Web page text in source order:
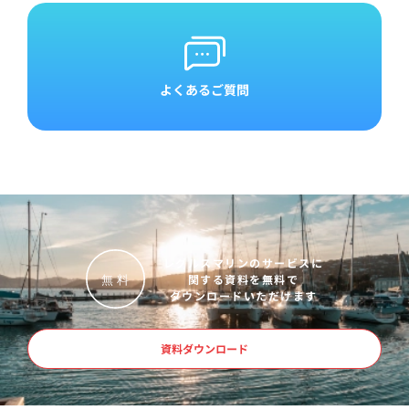
よくあるご質問
無 料
レグルスマリンのサービスに
関する資料を無料で
ダウンロードいただけます
資料ダウンロード